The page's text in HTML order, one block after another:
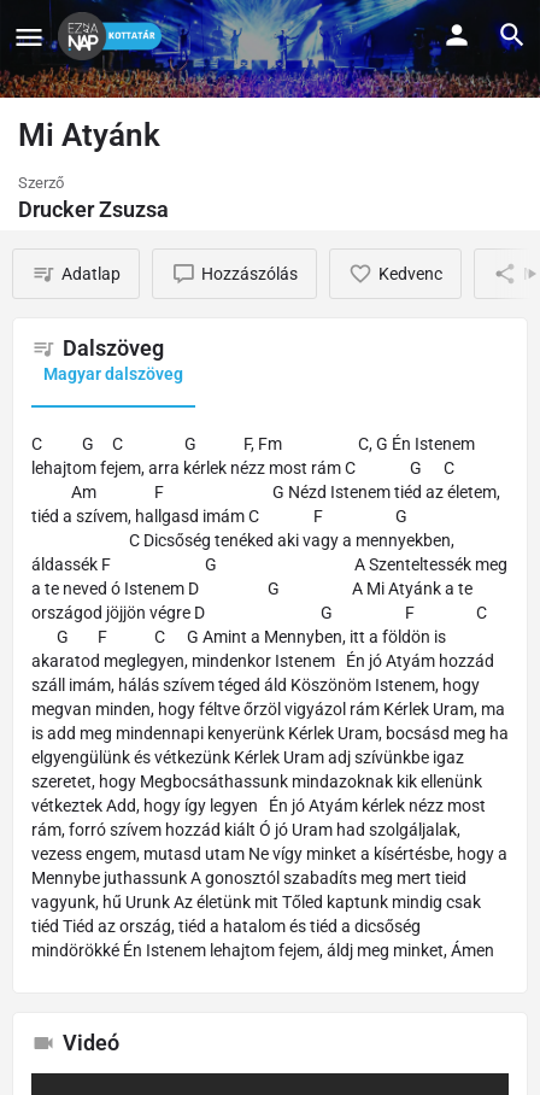
Mi Atyánk
Szerző
Drucker Zsuzsa
Adatlap Hozzászólás Kedvenc
Dalszöveg
Magyar dalszöveg
C G C G F, Fm C, G Én Istenem
lehajtom fejem, arra kérlek nézz most rám C G C
Am F G Nézd Istenem tiéd az életem,
tiéd a szívem, hallgasd imám C F G
C Dicsőség tenéked aki vagy a mennyekben,
áldassék F G A Szenteltessék meg
a te neved ó Istenem D G A Mi Atyánk a te
országod jöjjön végre D G F C
G F C G Amint a Mennyben, itt a földön is
akaratod meglegyen, mindenkor Istenem Én jó Atyám hozzád
száll imám, hálás szívem téged áld Köszönöm Istenem, hogy
megvan minden, hogy féltve őrzöl vigyázol rám Kérlek Uram, ma
is add meg mindennapi kenyerünk Kérlek Uram, bocsásd meg ha
elgyengülünk és vétkezünk Kérlek Uram adj szívünkbe igaz
szeretet, hogy Megbocsáthassunk mindazoknak kik ellenünk
vétkeztek Add, hogy így legyen Én jó Atyám kérlek nézz most
rám, forró szívem hozzád kiált Ó jó Uram had szolgáljalak,
vezess engem, mutasd utam Ne vígy minket a kísértésbe, hogy a
Mennybe juthassunk A gonosztól szabadíts meg mert tieid
vagyunk, hű Urunk Az életünk mit Tőled kaptunk mindig csak
tiéd Tiéd az ország, tiéd a hatalom és tiéd a dicsőség
mindörökké Én Istenem lehajtom fejem, áldj meg minket, Ámen
Videó